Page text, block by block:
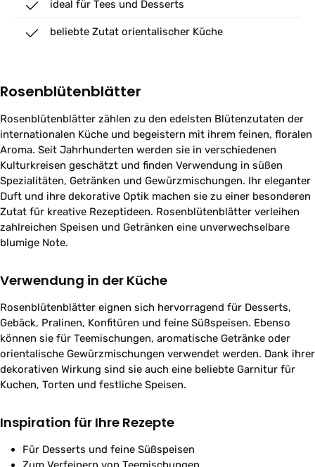
ideal für Tees und Desserts
beliebte Zutat orientalischer Küche
Rosenblütenblätter
Rosenblütenblätter zählen zu den edelsten Blütenzutaten der
internationalen Küche und begeistern mit ihrem feinen, floralen
Aroma. Seit Jahrhunderten werden sie in verschiedenen
Kulturkreisen geschätzt und finden Verwendung in süßen
Spezialitäten, Getränken und Gewürzmischungen. Ihr eleganter
Duft und ihre dekorative Optik machen sie zu einer besonderen
Zutat für kreative Rezeptideen. Rosenblütenblätter verleihen
zahlreichen Speisen und Getränken eine unverwechselbare
blumige Note.
Verwendung in der Küche
Rosenblütenblätter eignen sich hervorragend für Desserts,
Gebäck, Pralinen, Konfitüren und feine Süßspeisen. Ebenso
können sie für Teemischungen, aromatische Getränke oder
orientalische Gewürzmischungen verwendet werden. Dank ihrer
dekorativen Wirkung sind sie auch eine beliebte Garnitur für
Kuchen, Torten und festliche Speisen.
Inspiration für Ihre Rezepte
Für Desserts und feine Süßspeisen